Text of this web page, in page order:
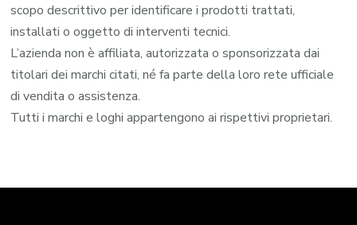
scopo descrittivo per identificare i prodotti trattati,
installati o oggetto di interventi tecnici.
L’azienda non è affiliata, autorizzata o sponsorizzata dai
titolari dei marchi citati, né fa parte della loro rete ufficiale
di vendita o assistenza.
Tutti i marchi e loghi appartengono ai rispettivi proprietari.